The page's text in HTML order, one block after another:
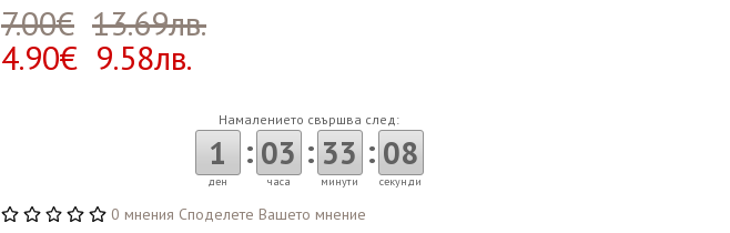
7.00€ 13.69лв.
4.90€ 9.58лв.
Намалението свършва след:
1
ден
: 03
часа
: 33
минути
: 07
секунди
0 мнения Споделете Вашето мнение